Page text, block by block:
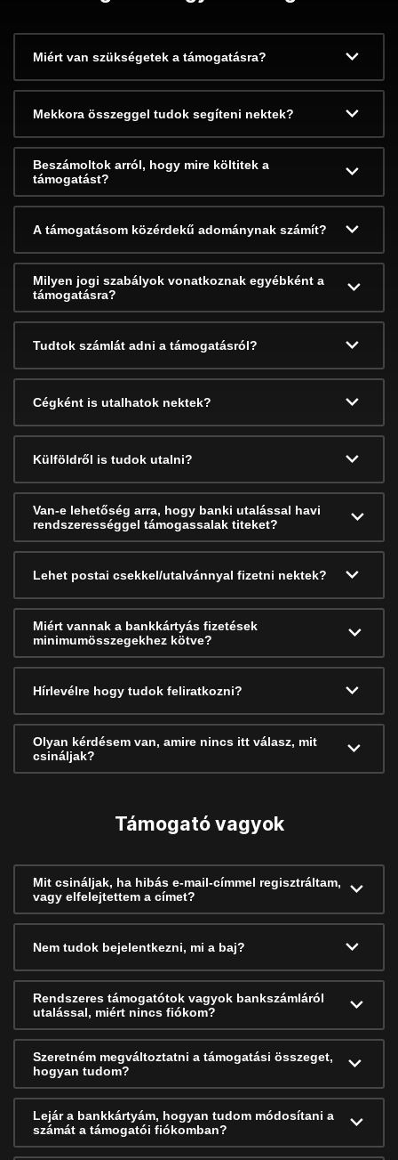
Miért van szükségetek a támogatásra?
Mekkora összeggel tudok segíteni nektek?
Beszámoltok arról, hogy mire költitek a
támogatást?
A támogatásom közérdekű adománynak számít?
Milyen jogi szabályok vonatkoznak egyébként a
támogatásra?
Tudtok számlát adni a támogatásról?
Cégként is utalhatok nektek?
Külföldről is tudok utalni?
Van-e lehetőség arra, hogy banki utalással havi
rendszerességgel támogassalak titeket?
Lehet postai csekkel/utalvánnyal fizetni nektek?
Miért vannak a bankkártyás fizetések
minimumösszegekhez kötve?
Hírlevélre hogy tudok feliratkozni?
Olyan kérdésem van, amire nincs itt válasz, mit
csináljak?
Támogató vagyok
Mit csináljak, ha hibás e-mail-címmel regisztráltam,
vagy elfelejtettem a címet?
Nem tudok bejelentkezni, mi a baj?
Rendszeres támogatótok vagyok bankszámláról
utalással, miért nincs fiókom?
Szeretném megváltoztatni a támogatási összeget,
hogyan tudom?
Lejár a bankkártyám, hogyan tudom módosítani a
számát a támogatói fiókomban?